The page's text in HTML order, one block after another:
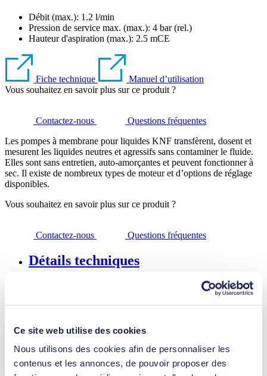
Ce site web utilise des cookies
Nous utilisons des cookies afin de personnaliser les
contenus et les annonces, de pouvoir proposer des
Débit (max.): 1.2 l/min
Pression de service max. (max.): 4 bar (rel.)
Hauteur d'aspiration (max.): 2.5 mCE
Fiche technique
Manuel d’utilisation
Vous souhaitez en savoir plus sur ce produit ?
Contactez-nous
Questions fréquentes
Les pompes à membrane pour liquides KNF transfèrent, dosent et
mesurent les liquides neutres et agressifs sans contaminer le fluide.
Elles sont sans entretien, auto-amorçantes et peuvent fonctionner à
sec. Il existe de nombreux types de moteur et d’options de réglage
disponibles.
Vous souhaitez en savoir plus sur ce produit ?
Contactez-nous Questions fréquentes
Détails techniques
Téléchargements
Avantages